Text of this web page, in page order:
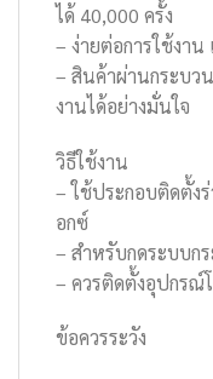
ได้ 40,000 ครั้ง
– ง่ายต่อการใช้งา
– สินค้าผ่านกระบว
งานได้อย่างมั่นใจ
วิธีใช้งาน
– ใช้ประกอบติดตั้ง
อกซ์
– สำหรับกดระบบก
– ควรติดตั้งอุปกรณ์
ข้อควรระวัง